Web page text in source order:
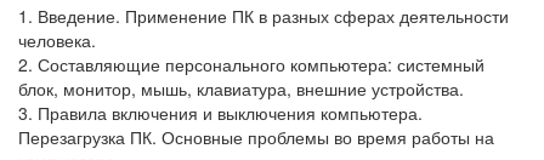
1. Введение. Применение ПК в разных сферах деятельности
человека.
2. Составляющие персонального компьютера: системный
блок, монитор, мышь, клавиатура, внешние устройства.
3. Правила включения и выключения компьютера.
Перезагрузка ПК. Основные проблемы во время работы на